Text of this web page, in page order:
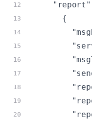
12 "report"
13 {
14
15
16
17
18
19
20